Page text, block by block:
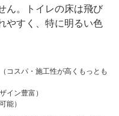
ん。トイレの床は飛び
やすく、特に明るい色
（コスパ・施工性が高くもっとも
イン豊富）
能）